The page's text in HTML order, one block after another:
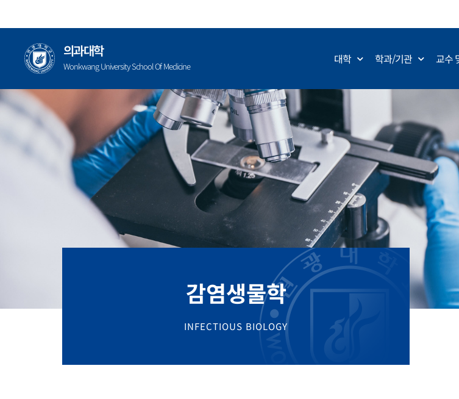
너
뛰
의과대학
Wonkwang University School Of Medicine
대학 학과/기관 교수
감염생물학
INFECTIOUS BIOLOGY